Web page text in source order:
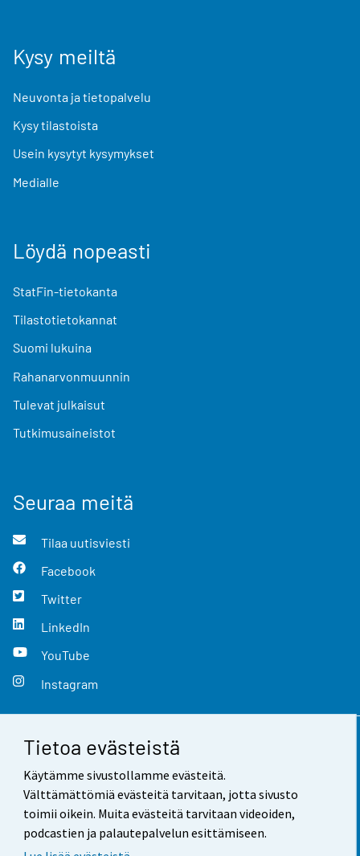
Tietoa evästeistä
Käytämme sivustollamme evästeitä.
Välttämättömiä evästeitä tarvitaan, jotta sivusto
toimii oikein. Muita evästeitä tarvitaan videoiden,
podcastien ja palautepalvelun esittämiseen.
Kysy meiltä
Neuvonta ja tietopalvelu
Kysy tilastoista
Usein kysytyt kysymykset
Medialle
Löydä nopeasti
StatFin-tietokanta
Tilastotietokannat
Suomi lukuina
Rahanarvonmuunnin
Tulevat julkaisut
Tutkimusaineistot
Seuraa meitä
Tilaa uutisviesti
Facebook
Twitter
LinkedIn
YouTube
Instagram
Yhteystiedot
Palaute
Käyttöehdot